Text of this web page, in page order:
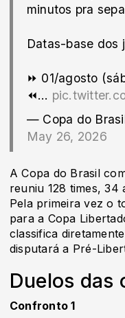
minutos pra
Datas-base dos
⏩ 01/agosto
⏪…
— Copa do
May 26, 2026
A Copa do Brasil
reuniu 128 times, 34
Pela primeira vez o
para a Copa
classifica
disputará a Pré-
Duelos das
Confronto 1